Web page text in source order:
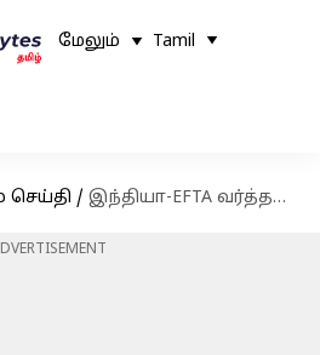
மேலும் Tamil
/ இந்தியா-EFTA வர்த்தக ஒப்பந்தம் நடைமுறைக்கு வருகிறது: நுகர்வோருக்கு இதன் தாக்கம் எப்படி இருக்கும்?